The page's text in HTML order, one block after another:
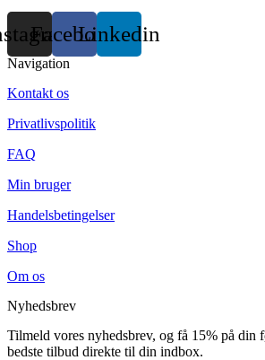
FacebookLinkedin
Navigation
Kontakt os
Privatlivspolitik
FAQ
Min bruger
Handelsbetingelser
Shop
Om os
Nyhedsbrev
Tilmeld vores nyhedsbrev, og få 15% på din
bedste tilbud direkte til din indbox.